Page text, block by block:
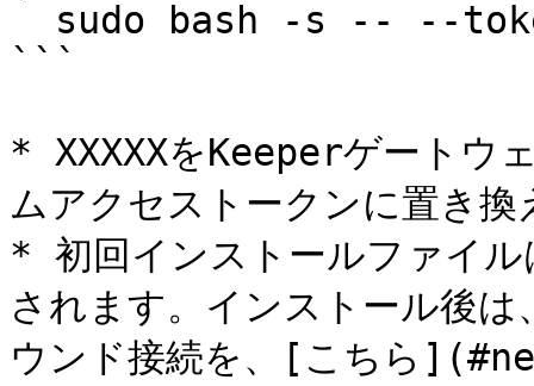
```
* XXXXXをKeeperゲートウ
ムアクセストークンに置き換
* 初回インストールファイ
されます。インストール後
ウンド接続を、[こちら